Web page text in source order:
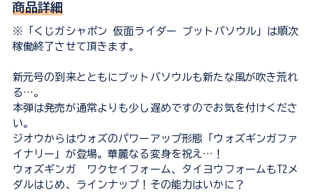
商品詳細
※「くじガシャポン 仮面ライダー ブットバソウル」は順次
稼働終了させて頂きます。
新元号の到来とともにブットバソウルも新たな風が吹き荒れ
る…。
本弾は発売が通常よりも少し遅めですのでお気を付けくださ
い。
ジオウからはウォズのパワーアップ形態「ウォズギンガファ
イナリー」が登場。華麗なる変身を祝え…！
ウォズギンガ ワクセイフォーム、タイヨウフォームもT2メ
ダルはじめ、ラインナップ！その能力はいかに？